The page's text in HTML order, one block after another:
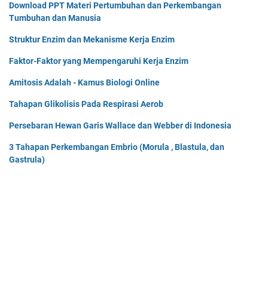
Download PPT Materi Pertumbuhan dan Perkembangan
Tumbuhan dan Manusia
Struktur Enzim dan Mekanisme Kerja Enzim
Faktor-Faktor yang Mempengaruhi Kerja Enzim
Amitosis Adalah - Kamus Biologi Online
Tahapan Glikolisis Pada Respirasi Aerob
Persebaran Hewan Garis Wallace dan Webber di Indonesia
3 Tahapan Perkembangan Embrio (Morula , Blastula, dan
Gastrula)